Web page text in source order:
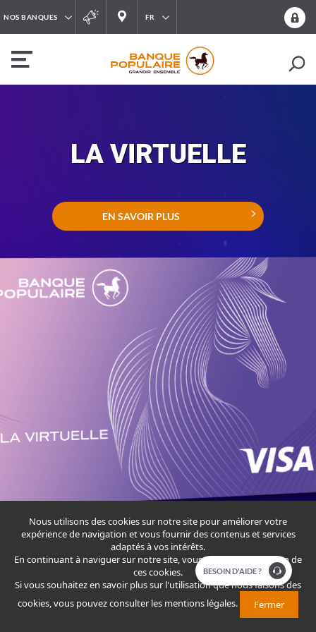
NOS BANQUES FR
LA VIRTUELLE
EN SAVOIR PLUS
Nous utilisons des cookies sur notre site pour améliorer votre
expérience de navigation et vous fournir des contenus et services
adaptés à vos intérêts.
En continuant à naviguer sur notre site, vous acceptez l'utilisation de
ces cookies.
Si vous souhaitez en savoir plus sur l'utilisation que nous faisons des
cookies, vous pouvez consulter les mentions légales. Fermer
​​​BESOIN D'AIDE ?